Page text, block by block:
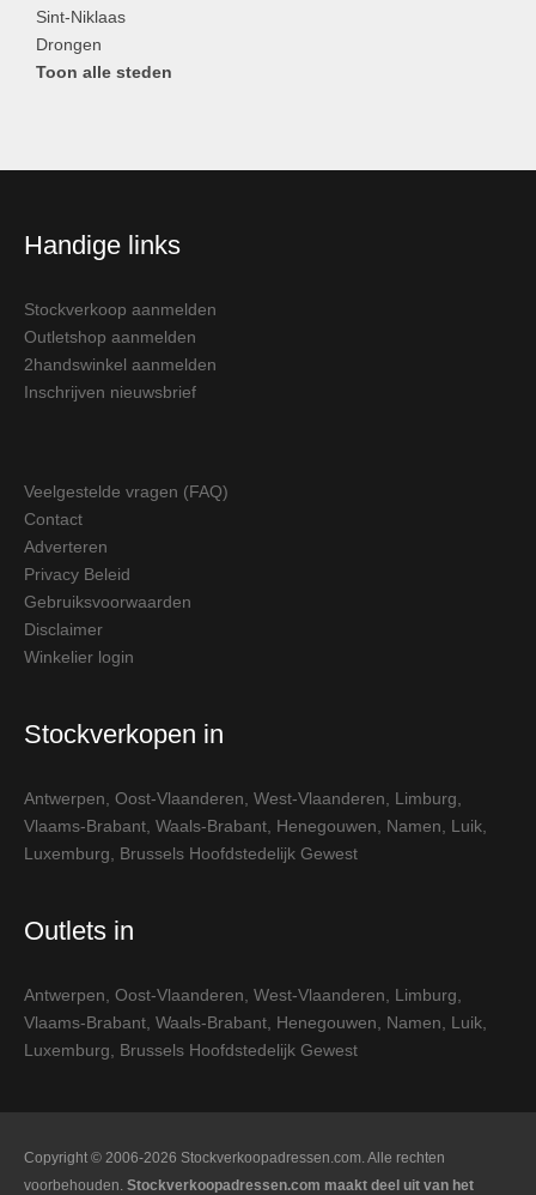
Sint-Niklaas
Drongen
Toon alle steden
Handige links
Stockverkoop aanmelden
Outletshop aanmelden
2handswinkel aanmelden
Inschrijven nieuwsbrief
Veelgestelde vragen (FAQ)
Contact
Adverteren
Privacy Beleid
Gebruiksvoorwaarden
Disclaimer
Winkelier login
Stockverkopen in
Antwerpen Oost-Vlaanderen West-Vlaanderen Limburg
Vlaams-Brabant Waals-Brabant Henegouwen Namen Luik
Luxemburg
Brussels Hoofdstedelijk Gewest
Outlets in
Antwerpen Oost-Vlaanderen West-Vlaanderen Limburg
Vlaams-Brabant Waals-Brabant Henegouwen Namen Luik
Luxemburg
Brussels Hoofdstedelijk Gewest
Copyright © 2006-2026 Stockverkoopadressen.com. Alle rechten
voorbehouden. Stockverkoopadressen.com maakt deel uit van het